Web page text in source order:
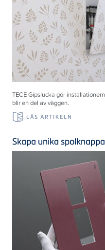
TECE Gipslucka gör
blir en del av väggen.
LÄS ARTIKELN
Skapa unika